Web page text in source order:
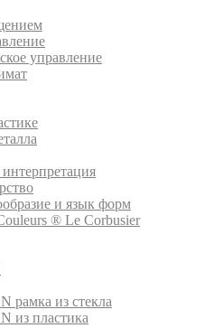
управление
и язык форм
® Le Corbusier
рамка из стекла
из пластика